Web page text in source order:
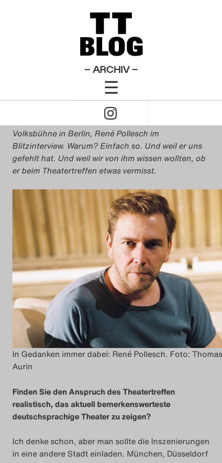
– ARCHIV –
☰
Click
to
Open
Naviagtion
2009
Das Theatertreffen-
2010
Das Theatertreffen-
2011
Das Theatertreffen-
2012
Das Theatertreffen-
2013
Das Theatertreffen-
2014
Das Theatertreffen-
2015
Das Theatertreffen-
2016
Das Theatertreffen-
2017
Das Theatertreffen-
2018
Theatertreffen-Blog 2009
Pollesch vermisst
Der Intendant des Prater, einer Spielstätte der
Volksbühne in Berlin, René Pollesch im
Blitzinterview. Warum? Einfach so. Und weil er uns
gefehlt hat. Und weil wir von ihm wissen wollten, ob
er beim Theatertreffen etwas vermisst.
In Gedanken immer dabei: René Pollesch. Foto: Thomas
Aurin
Finden Sie den Anspruch des Theatertreffen
realistisch, das aktuell bemerkenswerteste
deutschsprachige Theater zu zeigen?
Ich denke schon, aber man sollte die Inszenierungen
in eine andere Stadt einladen. München, Düsseldorf